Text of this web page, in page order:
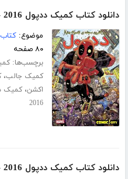
دانلود کتاب کمیک ددپول 2016 - قسمت سی‌ام
موضوع:
۸۰ صفحه
برچسب‌ها:
کمیک جالب،
اکشن،کمیک
2016
دانلود کتاب کمیک ددپول 2016 - قسمت سی‌ و یکم